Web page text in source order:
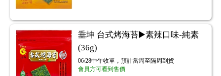
垂坤 台式烤海苔▶️素辣口味-純素
(36g)
06/28中午收單，預計當周至隔周到貨
會員方可看到售價